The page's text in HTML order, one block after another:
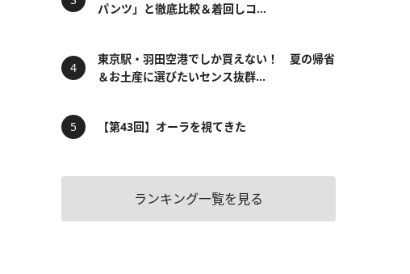
パンツ」と徹底比較＆着回しコ...
東京駅・羽田空港でしか買えない！ 夏の帰省
＆お土産に選びたいセンス抜群...
【第43回】オーラを視てきた
ランキング一覧を見る